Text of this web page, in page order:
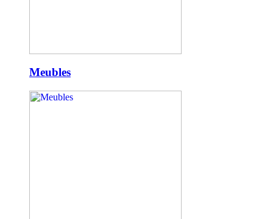
Meubles